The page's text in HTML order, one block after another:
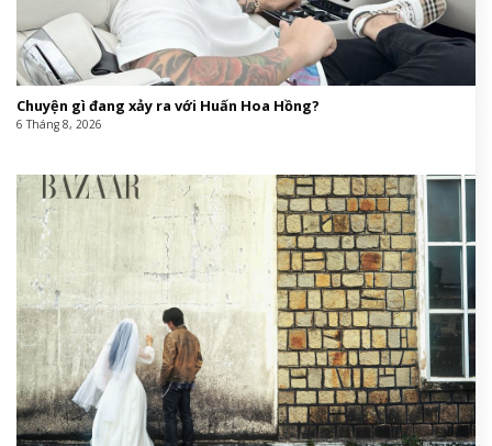
Chuyện gì đang xảy ra với Huấn Hoa Hồng?
6 Tháng 8, 2026